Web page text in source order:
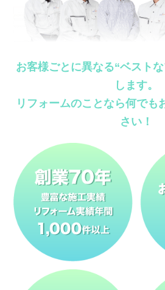
お客様ごとに異なる“ベスト
します。
リフォームのことなら何でも
さい！